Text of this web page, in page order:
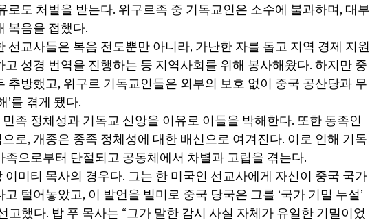
로도 처벌을 받는다. 위구르족 중 기독교인은 소수에 불과하며, 대부
복음을 접했다.
선교사들은 복음 전도뿐만 아니라, 가난한 자를 돕고 지역 경제 지원
성경 번역을 진행하는 등 지역사회를 위해 봉사해왔다. 하지만 중
추방했고, 위구르 기독교인들은 외부의 보호 없이 중국 공산당과 무
’를 겪게 됐다.
족 정체성과 기독교 신앙을 이유로 이들을 박해한다. 또한 동족인
로, 개종은 종족 정체성에 대한 배신으로 여겨진다. 이로 인해 기독
으로부터 단절되고 공동체에서 차별과 고립을 겪는다.
미티 목사의 경우다. 그는 한 미국인 선교사에게 자신이 중국 국가
털어놓았고, 이 발언을 빌미로 중국 당국은 그를 ‘국가 기밀 누설’
고했다. 밥 푸 목사는 “그가 말한 감시 사실 자체가 유일한 기밀이었